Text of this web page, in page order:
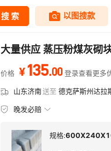
大量供应 蒸压粉煤灰砌
价格 ¥135.00 登录查看更多
山东济南送至 德克萨斯州达拉
晚发必赔
规格: